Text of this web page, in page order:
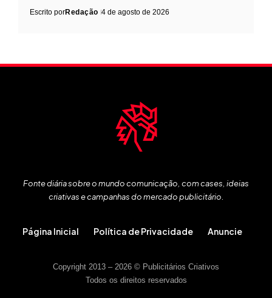
Escrito porRedação 4 de agosto de 2026
Fonte diária sobre o mundo comunicação, com cases, ideias
criativas e campanhas do mercado publicitário.
Página Inicial Política de Privacidade Anuncie
Copyright 2013 – 2026 © Publicitários Criativos
Todos os direitos reservados